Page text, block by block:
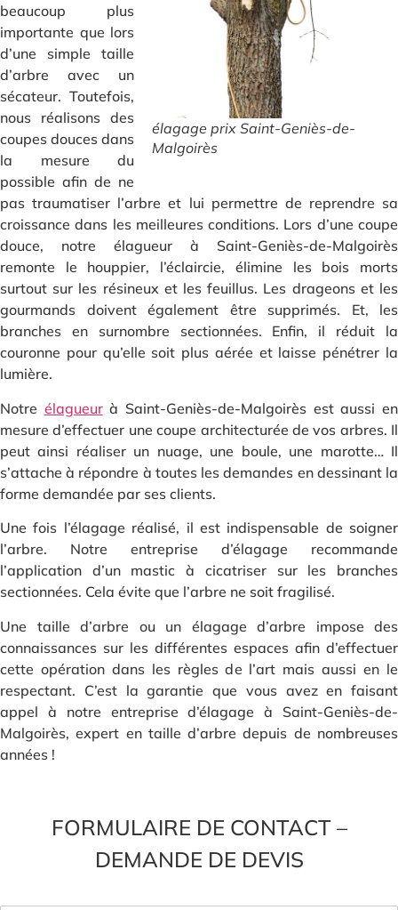
élagage prix Saint-Geniès-de-
Malgoirès
beaucoup plus
importante que lors
d’une simple taille
d’arbre avec un
sécateur. Toutefois,
nous réalisons des
coupes douces dans
la mesure du
possible afin de ne
pas traumatiser l’arbre et lui permettre de reprendre sa
croissance dans les meilleures conditions. Lors d’une coupe
douce, notre élagueur à Saint-Geniès-de-Malgoirès
remonte le houppier, l’éclaircie, élimine les bois morts
surtout sur les résineux et les feuillus. Les drageons et les
gourmands doivent également être supprimés. Et, les
branches en surnombre sectionnées. Enfin, il réduit la
couronne pour qu’elle soit plus aérée et laisse pénétrer la
lumière.
Notre élagueurà Saint-Geniès-de-Malgoirès est aussi en
mesure d’effectuer une coupe architecturée de vos arbres. Il
peut ainsi réaliser un nuage, une boule, une marotte… Il
s’attache à répondre à toutes les demandes en dessinant la
forme demandée par ses clients.
Une fois l’élagage réalisé, il est indispensable de soigner
l’arbre. Notre entreprise d’élagage recommande
l’application d’un mastic à cicatriser sur les branches
sectionnées. Cela évite que l’arbre ne soit fragilisé.
Une taille d’arbre ou un élagage d’arbre impose des
connaissances sur les différentes espaces afin d’effectuer
cette opération dans les règles de l’art mais aussi en le
respectant. C’est la garantie que vous avez en faisant
appel à notre entreprise d’élagage à Saint-Geniès-de-
Malgoirès, expert en taille d’arbre depuis de nombreuses
années !
FORMULAIRE DE CONTACT –
DEMANDE DE DEVIS